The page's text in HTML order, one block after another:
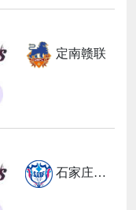
定南赣联
石家庄功夫